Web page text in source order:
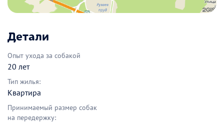
Детали
Опыт ухода за собакой
20 лет
Тип жилья:
Квартира
Принимаемый размер собак
на передержку: